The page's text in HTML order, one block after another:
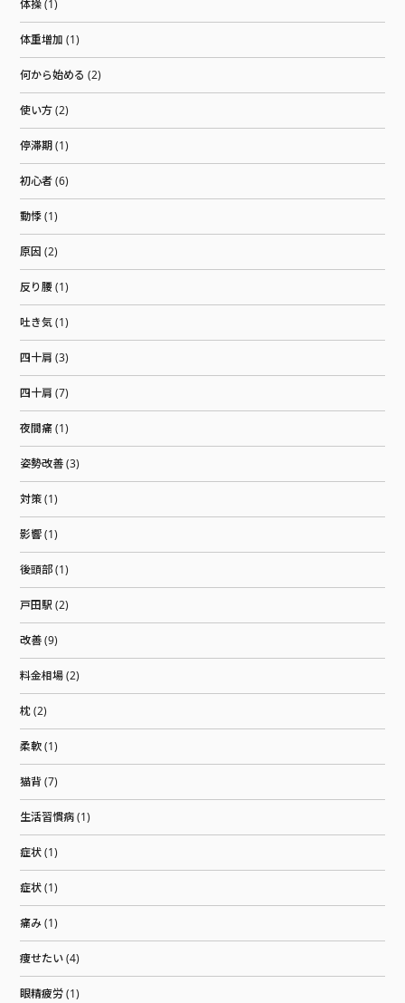
体操 (1)
体重増加 (1)
何から始める (2)
使い方 (2)
停滞期 (1)
初心者 (6)
動悸 (1)
原因 (2)
反り腰 (1)
吐き気 (1)
四十肩 (3)
四十肩 (7)
夜間痛 (1)
姿勢改善 (3)
対策 (1)
影響 (1)
後頭部 (1)
戸田駅 (2)
改善 (9)
料金相場 (2)
枕 (2)
柔軟 (1)
猫背 (7)
生活習慣病 (1)
症状 (1)
症状 (1)
痛み (1)
痩せたい (4)
眼精疲労 (1)